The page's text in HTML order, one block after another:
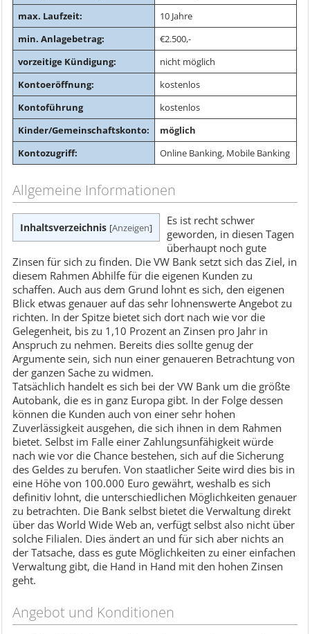
max. Laufzeit:
10 Jahre
min. Anlagebetrag:
€2.500,-
vorzeitige Kündigung:
nicht möglich
Kontoeröffnung:
kostenlos
Kontoführung
kostenlos
Kinder/Gemeinschaftskonto:
möglich
Kontozugriff:
Online Banking, Mobile Banking
Allgemeine Informationen
Inhaltsverzeichnis [Anzeigen]
Es ist recht schwer
geworden, in diesen Tagen
überhaupt noch gute
Zinsen für sich zu finden. Die VW Bank setzt sich das Ziel, in
diesem Rahmen Abhilfe für die eigenen Kunden zu
schaffen. Auch aus dem Grund lohnt es sich, den eigenen
Blick etwas genauer auf das sehr lohnenswerte Angebot zu
richten. In der Spitze bietet sich dort nach wie vor die
Gelegenheit, bis zu 1,10 Prozent an Zinsen pro Jahr in
Anspruch zu nehmen. Bereits dies sollte genug der
Argumente sein, sich nun einer genaueren Betrachtung von
der ganzen Sache zu widmen.
Tatsächlich handelt es sich bei der VW Bank um die größte
Autobank, die es in ganz Europa gibt. In der Folge dessen
können die Kunden auch von einer sehr hohen
Zuverlässigkeit ausgehen, die sich ihnen in dem Rahmen
bietet. Selbst im Falle einer Zahlungsunfähigkeit würde
nach wie vor die Chance bestehen, sich auf die Sicherung
des Geldes zu berufen. Von staatlicher Seite wird dies bis in
eine Höhe von 100.000 Euro gewährt, weshalb es sich
definitiv lohnt, die unterschiedlichen Möglichkeiten genauer
zu betrachten. Die Bank selbst bietet die Verwaltung direkt
über das World Wide Web an, verfügt selbst also nicht über
solche Filialen. Dies ändert an und für sich aber nichts an
der Tatsache, dass es gute Möglichkeiten zu einer einfachen
Verwaltung gibt, die Hand in Hand mit den hohen Zinsen
geht.
Angebot und Konditionen